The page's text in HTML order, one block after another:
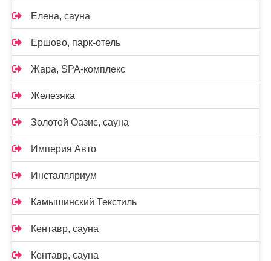
Елена, сауна
Ершово, парк-отель
Жара, SPA-комплекс
Железяка
Золотой Оазис, сауна
Империя Авто
Инсталляриум
Камышинский Текстиль
Кентавр, сауна
Кентавр, сауна